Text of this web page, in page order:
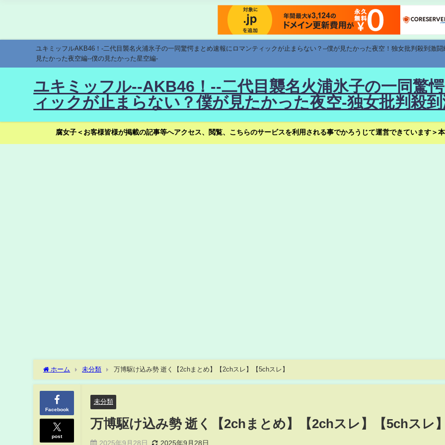
ユキミッフルAKB46！-二代目襲名火浦氷子の一同驚愕まとめ速報にロマンティックが止まらない？--僕が見たかった夜空！独女批判殺到激
見たかった夜空編--僕の見たかった星空編-
ユキミッフル--AKB46！--二代目襲名火浦氷子の一同驚
ィックが止まらない？僕が見たかった夜空-独女批判殺
腐女子＜お客様皆様が掲載の記事等へアクセス、閲覧、こちらのサービスを利用される事でかろうじて運営できています＞
ホーム 未分類 万博駆け込み勢 逝く【2chまとめ】【2chスレ】【5chスレ】
Facebook
post
未分類
万博駆け込み勢 逝く【2chまとめ】【2chスレ】【5chスレ
2025年9月28日 2025年9月28日